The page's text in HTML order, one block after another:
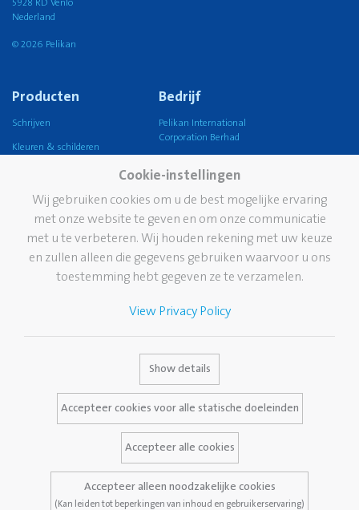
5928 RD Venlo
Nederland
© 2026 Pelikan
Producten
Schrijven
Kleuren & schilderen
Lijmen
Corrigeren en wissen
School
Bedrijf
Pelikan International
Corporation Berhad
Pelikan wereldwijd
Duurzaamheid
Pelikan TintenTurm
Het merk Pelikan
Dienstverlening
Media Database
Vaak gestelde vragen
Wettelijke kennisgeving
Privacybeleid
Voorwaarden en condities
Cookie-instellingen
Wij gebruiken cookies om u de best mogelijke ervaring
met onze website te geven en om onze communicatie
met u te verbeteren. Wij houden rekening met uw keuze
en zullen alleen die gegevens gebruiken waarvoor u ons
toestemming hebt gegeven ze te verzamelen.
View Privacy Policy
Show details
Accepteer cookies voor alle statische doeleinden
Accepteer alle cookies
Accepteer alleen noodzakelijke cookies
(Kan leiden tot beperkingen van inhoud en gebruikerservaring)